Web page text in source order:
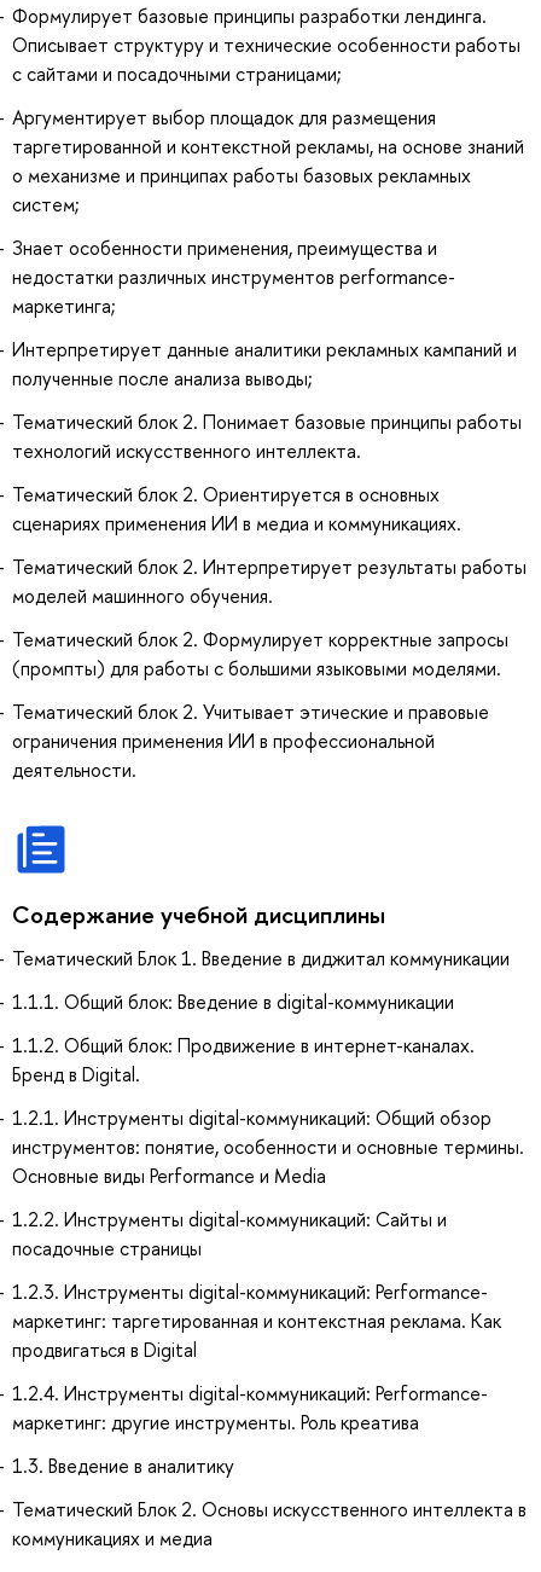
Формулирует базовые принципы разработки лендинга.
Описывает структуру и технические особенности работы
с сайтами и посадочными страницами;
Аргументирует выбор площадок для размещения
таргетированной и контекстной рекламы, на основе знаний
о механизме и принципах работы базовых рекламных
систем;
Знает особенности применения, преимущества и
недостатки различных инструментов performance-
маркетинга;
Интерпретирует данные аналитики рекламных кампаний и
полученные после анализа выводы;
Тематический блок 2. Понимает базовые принципы работы
технологий искусственного интеллекта.
Тематический блок 2. Ориентируется в основных
сценариях применения ИИ в медиа и коммуникациях.
Тематический блок 2. Интерпретирует результаты работы
моделей машинного обучения.
Тематический блок 2. Формулирует корректные запросы
(промпты) для работы с большими языковыми моделями.
Тематический блок 2. Учитывает этические и правовые
ограничения применения ИИ в профессиональной
деятельности.
Содержание учебной дисциплины
Тематический Блок 1. Введение в диджитал коммуникации
1.1.1. Общий блок: Введение в digital-коммуникации
1.1.2. Общий блок: Продвижение в интернет-каналах.
Бренд в Digital.
1.2.1. Инструменты digital-коммуникаций: Общий обзор
инструментов: понятие, особенности и основные термины.
Основные виды Performance и Media
1.2.2. Инструменты digital-коммуникаций: Сайты и
посадочные страницы
1.2.3. Инструменты digital-коммуникаций: Performance-
маркетинг: таргетированная и контекстная реклама. Как
продвигаться в Digital
1.2.4. Инструменты digital-коммуникаций: Performance-
маркетинг: другие инструменты. Роль креатива
1.3. Введение в аналитику
Тематический Блок 2. Основы искусственного интеллекта в
коммуникациях и медиа